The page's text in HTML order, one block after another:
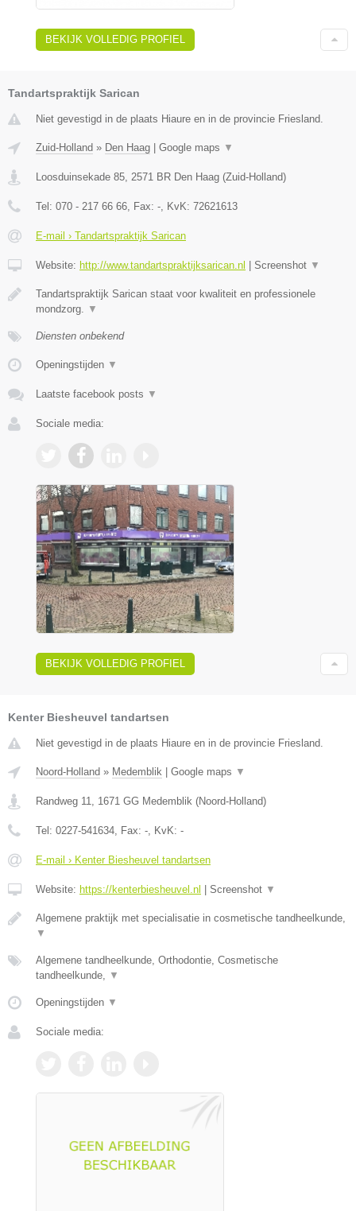
BEKIJK VOLLEDIG PROFIEL
Tandartspraktijk Sarican
Niet gevestigd in de plaats Hiaure en in de provincie Friesland.
Zuid-Holland » Den Haag Google maps ▼
Loosduinsekade 85, 2571 BR Den Haag (Zuid-Holland)
Tel: 070 - 217 66 66, Fax: -, KvK: 72621613
E-mail › Tandartspraktijk Sarican
Website: http://www.tandartspraktijksarican.nl Screenshot ▼
Tandartspraktijk Sarican staat voor kwaliteit en professionele
mondzorg. ▼
Diensten onbekend
Openingstijden ▼
Laatste facebook posts ▼
Sociale media:
BEKIJK VOLLEDIG PROFIEL
Kenter Biesheuvel tandartsen
Niet gevestigd in de plaats Hiaure en in de provincie Friesland.
Noord-Holland » Medemblik | Google maps ▼
Randweg 11 1671 GG Medemblik (Noord-Holland)
Tel: 0227-541634 , Fax: - , KvK: -
E-mail › Kenter Biesheuvel tandartsen
Website: https://kenterbiesheuvel.nl | Screenshot ▼
Algemene praktijk met specialisatie in cosmetische tandheelkunde,
▼
Algemene tandheelkunde, Orthodontie, Cosmetische
tandheelkunde,
▼
Openingstijden ▼
Sociale media: